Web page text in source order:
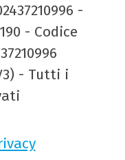
-
- Codice
- Tutti i